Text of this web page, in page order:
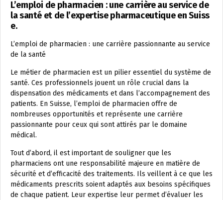
L’emploi de pharmacien : une carrière au service de
la santé et de l’expertise pharmaceutique en Suiss
e.
L’emploi de pharmacien : une carrière passionnante au service
de la santé
Le métier de pharmacien est un pilier essentiel du système de
santé. Ces professionnels jouent un rôle crucial dans la
dispensation des médicaments et dans l’accompagnement des
patients. En Suisse, l’emploi de pharmacien offre de
nombreuses opportunités et représente une carrière
passionnante pour ceux qui sont attirés par le domaine
médical.
Tout d’abord, il est important de souligner que les
pharmaciens ont une responsabilité majeure en matière de
sécurité et d’efficacité des traitements. Ils veillent à ce que les
médicaments prescrits soient adaptés aux besoins spécifiques
de chaque patient. Leur expertise leur permet d’évaluer les